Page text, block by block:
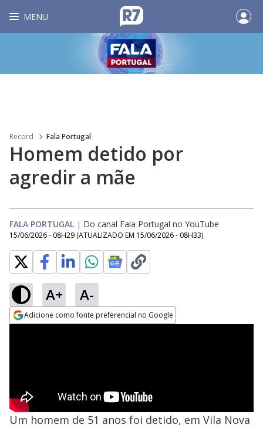
MENU
Record Fala Portugal
Homem detido por
agredir a mãe
FALA PORTUGAL | Do canal Fala Portugal no YouTube
15/06/2026 - 08H29 (ATUALIZADO EM 15/06/2026 - 08H33)
A+ A-
Adicione como fonte preferencial no Google
Um homem de 51 anos foi detido, em Vila Nova